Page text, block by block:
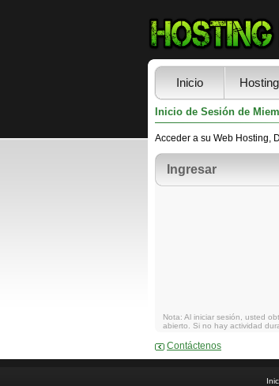
Inicio Hosting
Inicio de Sesión de
Acceder a su Web Hosting,
Ingresar
Nota: Al iniciar sesión, usted
abierto. Si no hay actividad
Contáctenos